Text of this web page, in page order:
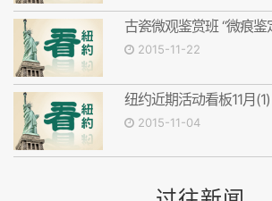
古瓷微观鉴赏班 “微痕鉴
2015-11-22
纽约近期活动看板11月(1)
2015-11-04